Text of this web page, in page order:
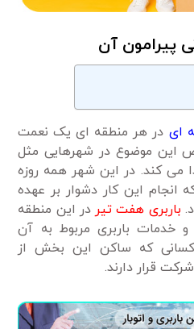
پیرامون آن
ای در هر منطقه ای یک نعمت
موضوع در شهرهایی مثل
می کند. در این شهر همه روزه
انجام این کار دشوار بر عهده
باربری هفت تیر در این منطقه
خدمات باربری مربوط به آن
کسانی که ساکن این بخش از
قرار دارند.